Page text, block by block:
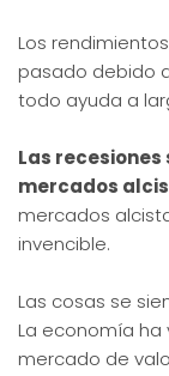
Los
pasado debido
todo ayuda a
Las
mercados
mercados
invencible.
Las cosas se
La economía ha
mercado de